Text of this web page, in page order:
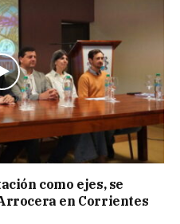
como ejes, se
en Corrientes